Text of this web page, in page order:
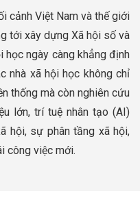
cảnh Việt Nam và thế giới
tới xây dựng Xã hội số và
học ngày càng khẳng định
nhà xã hội học không chỉ
thống mà còn nghiên cứu
lớn, trí tuệ nhân tạo (AI)
hội, sự phân tầng xã hội,
công việc mới.